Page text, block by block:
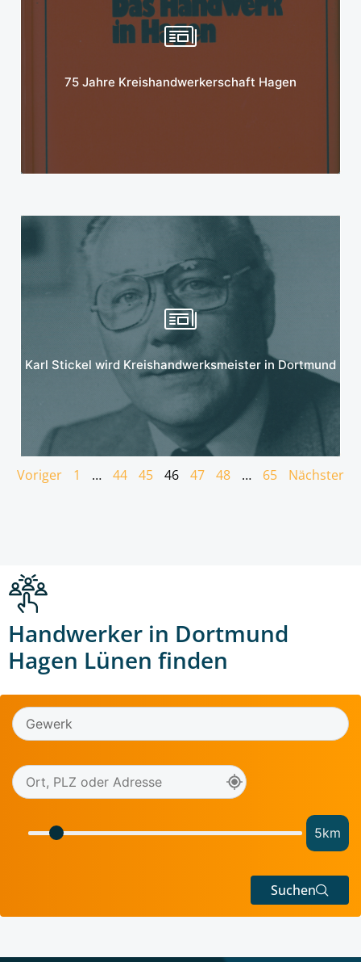
75 Jahre Kreishandwerkerschaft Hagen
Karl Stickel wird Kreishandwerksmeister in Dortmund
Mehr erfahren
Voriger 1 … 44 45 46 47 48 … 65 Nächster
Handwerker in Dortmund
Hagen Lünen finden
5km
Suchen